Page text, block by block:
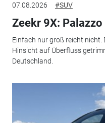
07.08.2026 #SUV
Zeekr 9X: Palazzo
Einfach nur groß reicht nicht.
Hinsicht auf Überfluss
Deutschland.